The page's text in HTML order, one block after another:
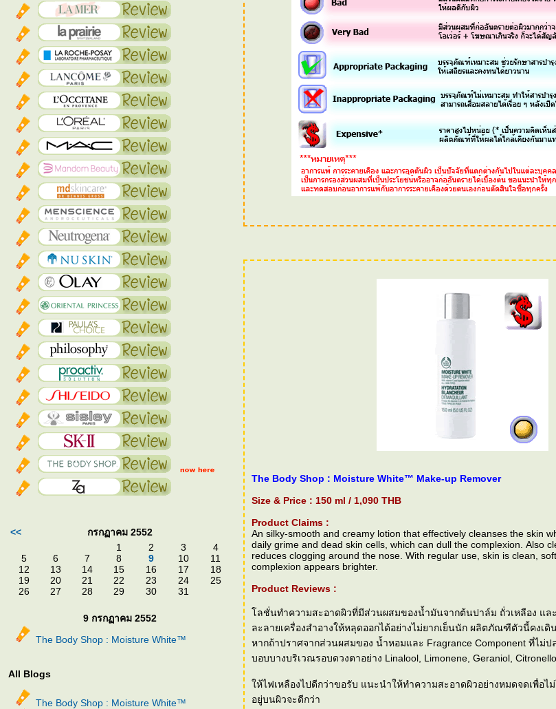
<<
กรกฏาคม 2552
1
2 3
4
5
6 7 8 9 10
11
12
13 14 15 16 17
18
19
20 21 22 23 24
25
26
27 28 29 30 31
9 กรกฏาคม 2552
The Body Shop : Moisture White™
All Blogs
The Body Shop : Moisture White™
The Body Shop : Moisture White™ Make-up Remover
Size & Price : 150 ml / 1,090 THB
Product Claims :
An silky-smooth and creamy lotion that effectively cleanses the skin
daily grime and dead skin cells, which can dull the complexion. Also
reduces clogging around the nose. With regular use, skin is clean,
complexion appears brighter.
Product Reviews :
ลชั่นทำความสะอาดผิวที่มีส่วนผสมของน้ำมันจากต้นปาล์ม ถั่วเหลือง แล
ละลายเครื่องสำอางให้หลุดออกได้อย่างไม่ยากเย็นนัก ผลิตภัณฑืตัวนี้คงเ
หากถ้าปราศจากส่วนผสมของ น้ำหอมและ Fragrance Component ที่ไม่ป
บอบบางบริเวณรอบดวงตาอย่าง Linalool, Limonene, Geraniol,
ห้ไฟเหลืองไปดีกว่าขอรับ แนะนำให้ทำความสะอาดผิวอย่างหมดจดเพื่อไ
อยู่บนผิวจะดีกว่า